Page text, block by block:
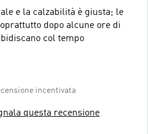
e la calzabilità è giusta; le
dopo alcune ore di
col tempo
incentivata
questa recensione